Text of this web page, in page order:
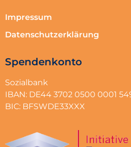
Impressum
Datenschutzerklärung
Spendenkonto
Sozialbank
IBAN: DE44 3702 0500 0001
BIC: BFSWDE33XXX